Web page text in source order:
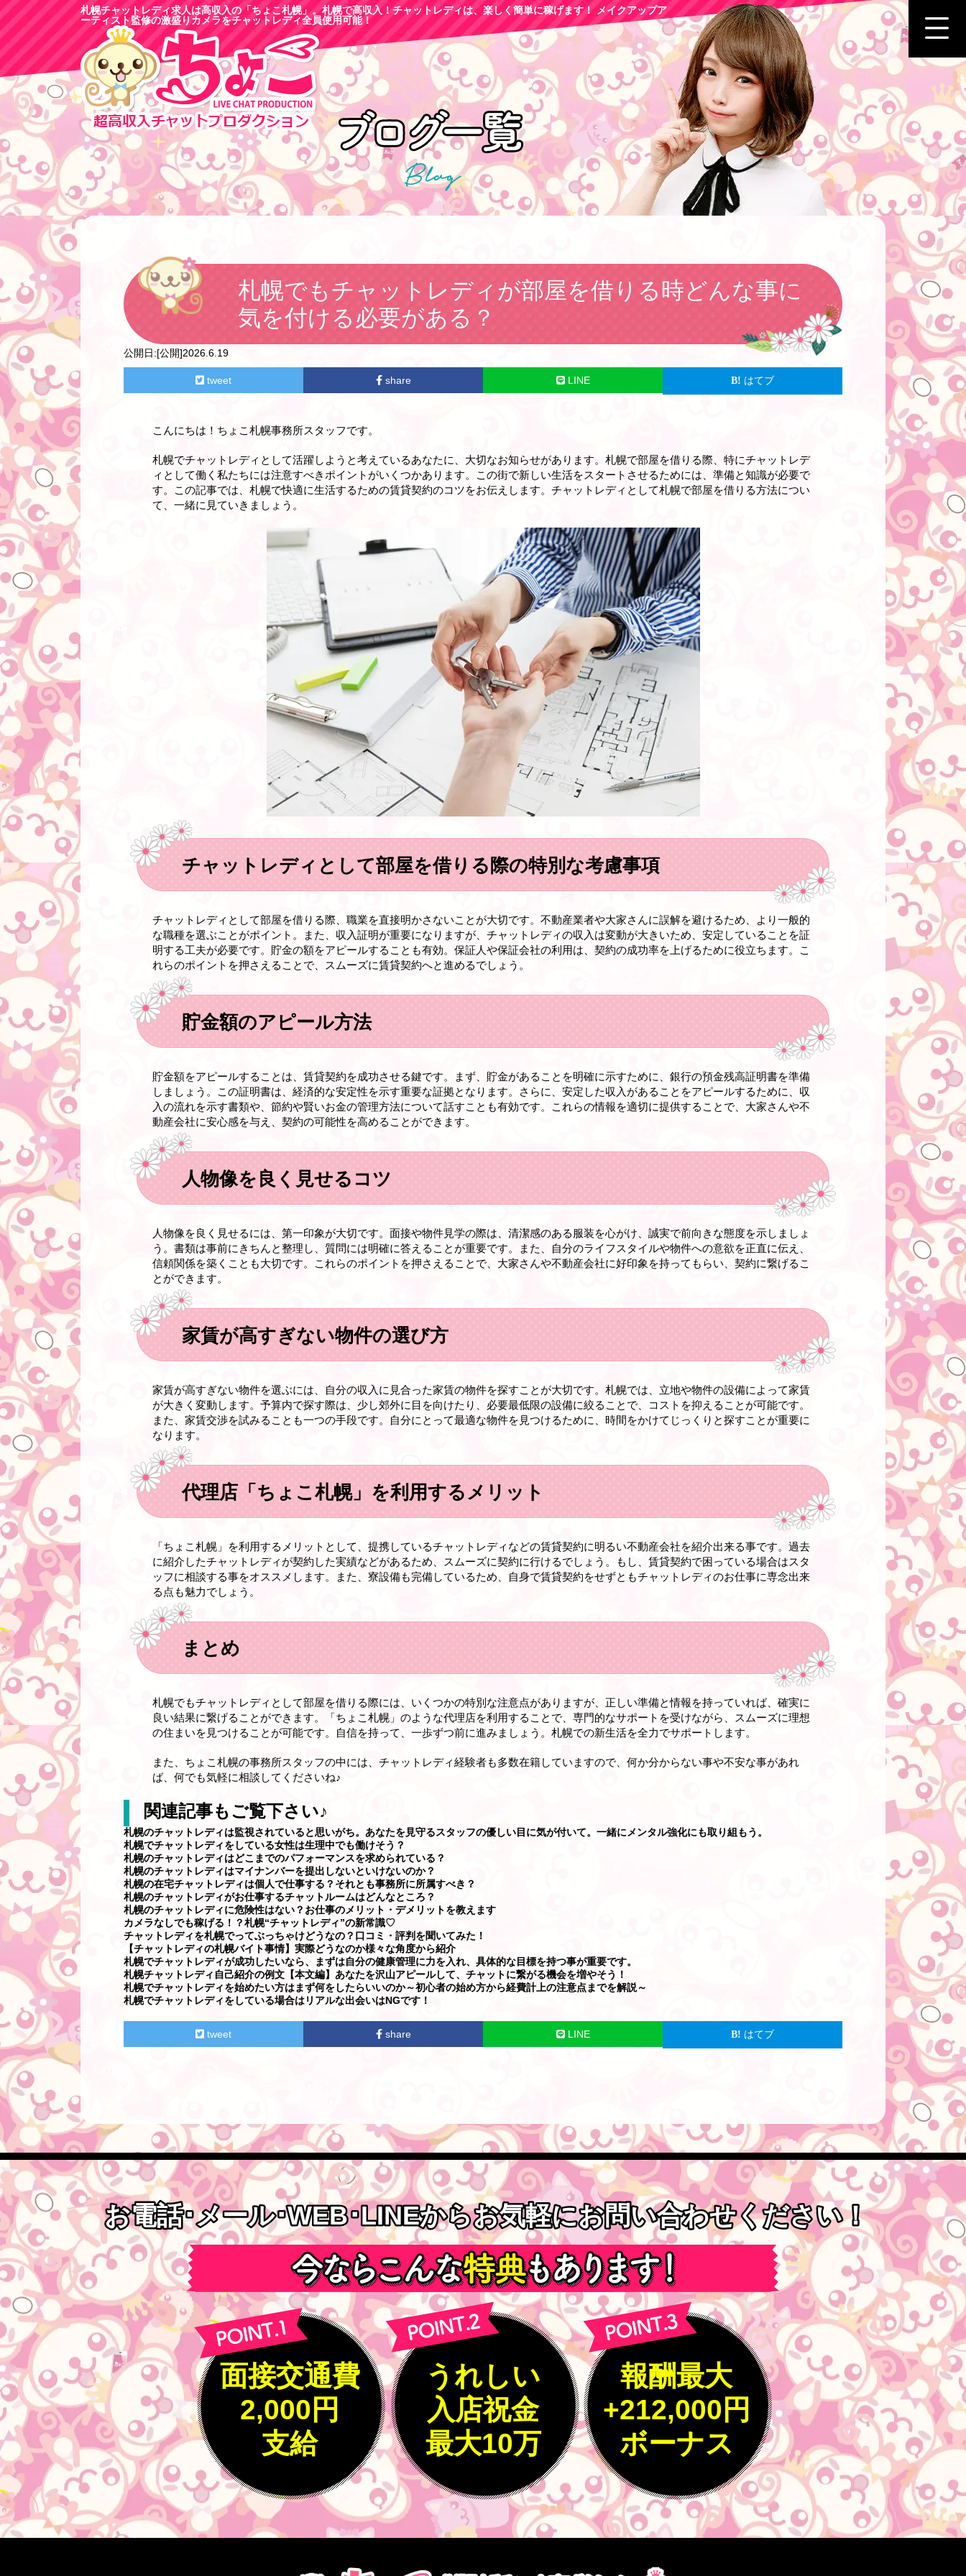
札幌チャットレディ求人は高収入の「ちょこ札幌」。札幌で高収入！チャットレディは、楽しく簡単に稼げます！ メイクアップア
ーティスト監修の激盛りカメラをチャットレディ全員使用可能！
札幌でもチャットレディが部屋を借りる時どんな事に
気を付ける必要がある？
公開日:[公開]2026.6.19
tweet share LINE はてブ
こんにちは！ちょこ札幌事務所スタッフです。
札幌でチャットレディとして活躍しようと考えているあなたに、大切なお知らせがあります。札幌で部屋を借りる際、特にチャットレデ
ィとして働く私たちには注意すべきポイントがいくつかあります。この街で新しい生活をスタートさせるためには、準備と知識が必要で
す。この記事では、札幌で快適に生活するための賃貸契約のコツをお伝えします。チャットレディとして札幌で部屋を借りる方法につい
て、一緒に見ていきましょう。
チャットレディとして部屋を借りる際の特別な考慮事項
チャットレディとして部屋を借りる際、職業を直接明かさないことが大切です。不動産業者や大家さんに誤解を避けるため、より一般的
な職種を選ぶことがポイント。また、収入証明が重要になりますが、チャットレディの収入は変動が大きいため、安定していることを証
明する工夫が必要です。貯金の額をアピールすることも有効。保証人や保証会社の利用は、契約の成功率を上げるために役立ちます。こ
れらのポイントを押さえることで、スムーズに賃貸契約へと進めるでしょう。
貯金額のアピール方法
貯金額をアピールすることは、賃貸契約を成功させる鍵です。まず、貯金があることを明確に示すために、銀行の預金残高証明書を準備
しましょう。この証明書は、経済的な安定性を示す重要な証拠となります。さらに、安定した収入があることをアピールするために、収
入の流れを示す書類や、節約や賢いお金の管理方法について話すことも有効です。これらの情報を適切に提供することで、大家さんや不
動産会社に安心感を与え、契約の可能性を高めることができます。
人物像を良く見せるコツ
人物像を良く見せるには、第一印象が大切です。面接や物件見学の際は、清潔感のある服装を心がけ、誠実で前向きな態度を示しましょ
う。書類は事前にきちんと整理し、質問には明確に答えることが重要です。また、自分のライフスタイルや物件への意欲を正直に伝え、
信頼関係を築くことも大切です。これらのポイントを押さえることで、大家さんや不動産会社に好印象を持ってもらい、契約に繋げるこ
とができます。
家賃が高すぎない物件の選び方
家賃が高すぎない物件を選ぶには、自分の収入に見合った家賃の物件を探すことが大切です。札幌では、立地や物件の設備によって家賃
が大きく変動します。予算内で探す際は、少し郊外に目を向けたり、必要最低限の設備に絞ることで、コストを抑えることが可能です。
また、家賃交渉を試みることも一つの手段です。自分にとって最適な物件を見つけるために、時間をかけてじっくりと探すことが重要に
なります。
代理店「ちょこ札幌」を利用するメリット
「ちょこ札幌」を利用するメリットとして、提携しているチャットレディなどの賃貸契約に明るい不動産会社を紹介出来る事です。過去
に紹介したチャットレディが契約した実績などがあるため、スムーズに契約に行けるでしょう。もし、賃貸契約で困っている場合はスタ
ッフに相談する事をオススメします。また、寮設備も完備しているため、自身で賃貸契約をせずともチャットレディのお仕事に専念出来
る点も魅力でしょう。
まとめ
札幌でもチャットレディとして部屋を借りる際には、いくつかの特別な注意点がありますが、正しい準備と情報を持っていれば、確実に
良い結果に繋げることができます。「ちょこ札幌」のような代理店を利用することで、専門的なサポートを受けながら、スムーズに理想
の住まいを見つけることが可能です。自信を持って、一歩ずつ前に進みましょう。札幌での新生活を全力でサポートします。
また、ちょこ札幌の事務所スタッフの中には、チャットレディ経験者も多数在籍していますので、何か分からない事や不安な事があれ
ば、何でも気軽に相談してくださいね♪
関連記事もご覧下さい♪
札幌のチャットレディは監視されていると思いがち。あなたを見守るスタッフの優しい目に気が付いて。一緒にメンタル強化にも取り組もう。
札幌でチャットレディをしている女性は生理中でも働けそう？
札幌のチャットレディはどこまでのパフォーマンスを求められている？
札幌のチャットレディはマイナンバーを提出しないといけないのか？
札幌の在宅チャットレディは個人で仕事する？それとも事務所に所属すべき？
札幌のチャットレディがお仕事するチャットルームはどんなところ？
札幌のチャットレディに危険性はない？お仕事のメリット・デメリットを教えます
カメラなしでも稼げる！？札幌“チャットレディ”の新常識♡
チャットレディを札幌でってぶっちゃけどうなの？口コミ・評判を聞いてみた！
【チャットレディの札幌バイト事情】実際どうなのか様々な角度から紹介
札幌でチャットレディが成功したいなら、まずは自分の健康管理に力を入れ、具体的な目標を持つ事が重要です。
札幌チャットレディ自己紹介の例文【本文編】あなたを沢山アピールして、チャットに繋がる機会を増やそう！
札幌でチャットレディを始めたい方はまず何をしたらいいのか～初心者の始め方から経費計上の注意点までを解説～
札幌でチャットレディをしている場合はリアルな出会いはNGです！
tweet share LINE はてブ
お電話･メール･WEB･LINEからお気軽にお問い合わせください！
お電話･メール･WEB･LINEからお気軽にお問い合わせください！
面接交通費
2,000円
支給
うれしい
入店祝金
最大10万
報酬最大
+212,000円
ボーナス